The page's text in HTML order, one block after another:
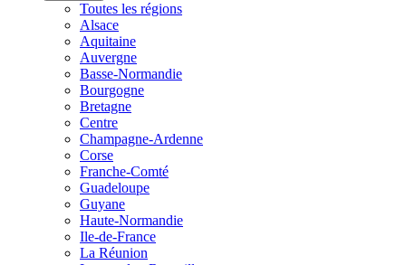
Toutes les régions
Alsace
Aquitaine
Auvergne
Basse-Normandie
Bourgogne
Bretagne
Centre
Champagne-Ardenne
Corse
Franche-Comté
Guadeloupe
Guyane
Haute-Normandie
Ile-de-France
La Réunion